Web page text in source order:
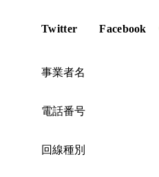
Twitter Facebook
事業者名
電話番号
回線種別